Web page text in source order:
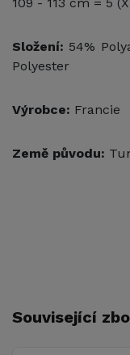
109 - 113 cm = 5
Složení: 54%
Polyester
Výrobce: Francie
Země původu:
Související